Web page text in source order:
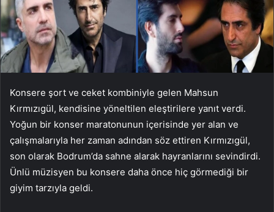
Konsere şort ve ceket kombiniyle gelen Mahsun
Kırmızıgül, kendisine yöneltilen eleştirilere yanıt verdi.
Yoğun bir konser maratonunun içerisinde yer alan ve
çalışmalarıyla her zaman adından söz ettiren Kırmızıgül,
son olarak Bodrum’da sahne alarak hayranlarını sevindirdi.
Ünlü müzisyen bu konsere daha önce hiç görmediği bir
giyim tarzıyla geldi.